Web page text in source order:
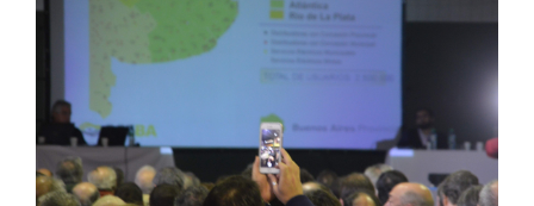
General
Deportes
Arte
y